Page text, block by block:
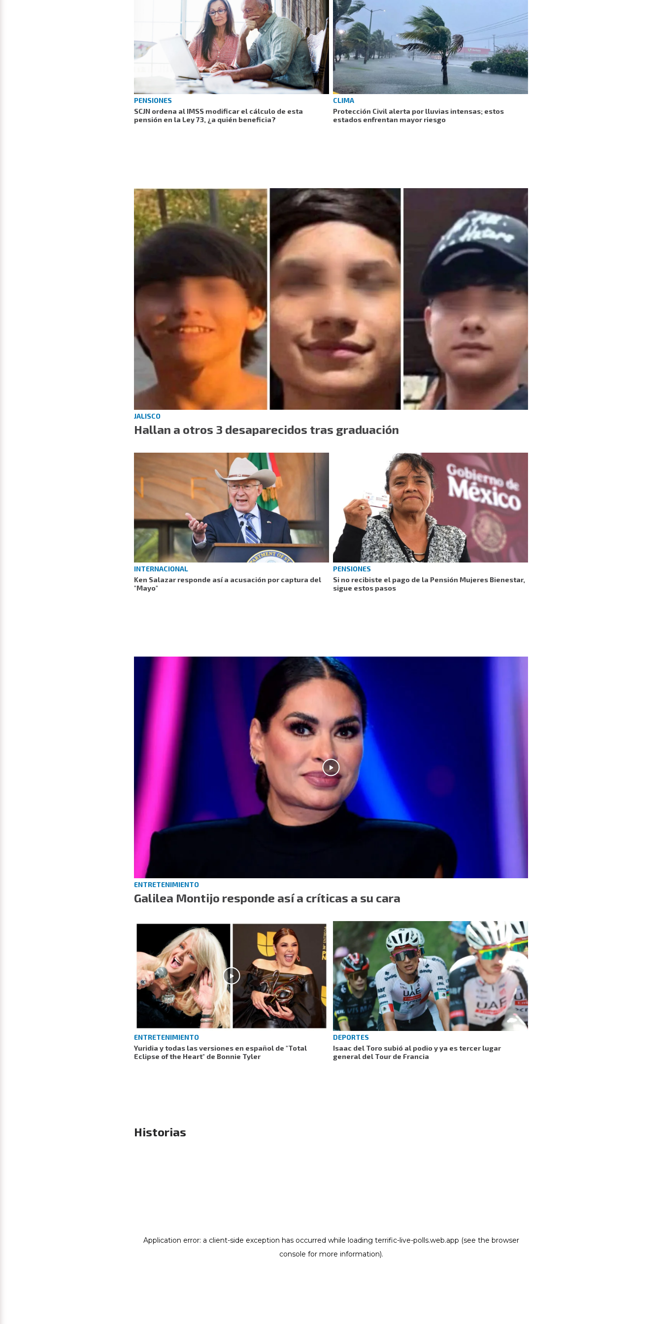
PENSIONES
SCJN ordena al IMSS modificar el cálculo de esta
pensión en la Ley 73, ¿a quién beneficia?
CLIMA
Protección Civil alerta por lluvias intensas; estos
estados enfrentan mayor riesgo
JALISCO
Hallan a otros 3 desaparecidos tras graduación
INTERNACIONAL
Ken Salazar responde así a acusación por captura del
"Mayo"
PENSIONES
Si no recibiste el pago de la Pensión Mujeres Bienestar,
sigue estos pasos
ENTRETENIMIENTO
Galilea Montijo responde así a críticas a su cara
ENTRETENIMIENTO
Yuridia y todas las versiones en español de "Total
Eclipse of the Heart" de Bonnie Tyler
DEPORTES
Isaac del Toro subió al podio y ya es tercer lugar
general del Tour de Francia
Historias